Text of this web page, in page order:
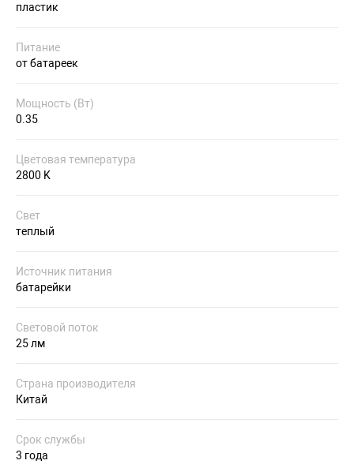
пластик
Питание
от батареек
Мощность (Вт)
0.35
Цветовая температура
2800 K
Свет
теплый
Источник питания
батарейки
Световой поток
25 лм
Страна производителя
Китай
Срок службы
3 года